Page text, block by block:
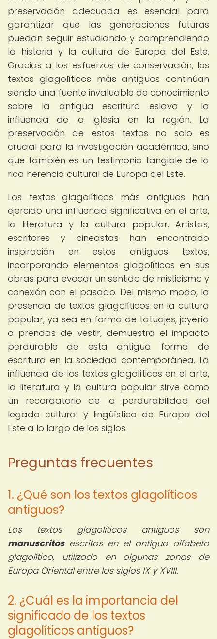
preservación adecuada es esencial para
garantizar que las generaciones futuras
puedan seguir estudiando y comprendiendo
la historia y la cultura de Europa del Este.
Gracias a los esfuerzos de conservación, los
textos glagolíticos más antiguos continúan
siendo una fuente invaluable de conocimiento
sobre la antigua escritura eslava y la
influencia de la Iglesia en la región. La
preservación de estos textos no solo es
crucial para la investigación académica, sino
que también es un testimonio tangible de la
rica herencia cultural de Europa del Este.
Los textos glagolíticos más antiguos han
ejercido una influencia significativa en el arte,
la literatura y la cultura popular. Artistas,
escritores y cineastas han encontrado
inspiración en estos antiguos textos,
incorporando elementos glagolíticos en sus
obras para evocar un sentido de misticismo y
conexión con el pasado. Del mismo modo, la
presencia de textos glagolíticos en la cultura
popular, ya sea en forma de tatuajes, joyería
o prendas de vestir, demuestra el impacto
perdurable de esta antigua forma de
escritura en la sociedad contemporánea. La
influencia de los textos glagolíticos en el arte,
la literatura y la cultura popular sirve como
un recordatorio de la perdurabilidad del
legado cultural y lingüístico de Europa del
Este a lo largo de los siglos.
Preguntas frecuentes
1. ¿Qué son los textos glagolíticos
antiguos?
Los textos glagolíticos antiguos son
manuscritosescritos en el antiguo alfabeto
glagolítico, utilizado en algunas zonas de
Europa Oriental entre los siglos IX y XVIII.
2. ¿Cuál es la importancia del
significado de los textos
glagolíticos antiguos?